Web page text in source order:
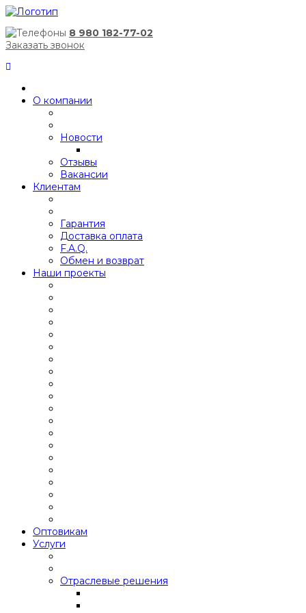
8 980 182-77-02
Заказать звонок
О компании
Новости
Отзывы
Вакансии
Клиентам
Гарантия
Доставка оплата
F.A.Q.
Обмен и возврат
Наши проекты
Оптовикам
Услуги
Отраслевые решения